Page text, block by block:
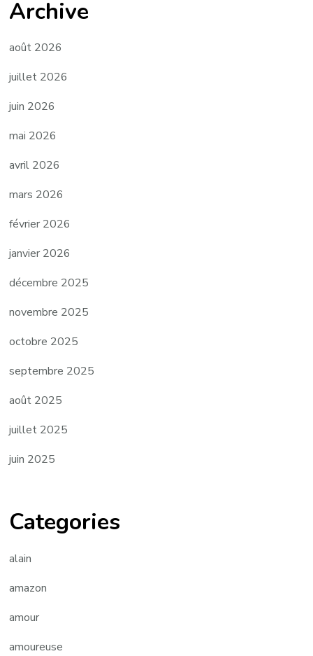
Archive
août 2026
juillet 2026
juin 2026
mai 2026
avril 2026
mars 2026
février 2026
janvier 2026
décembre 2025
novembre 2025
octobre 2025
septembre 2025
août 2025
juillet 2025
juin 2025
Categories
alain
amazon
amour
amoureuse